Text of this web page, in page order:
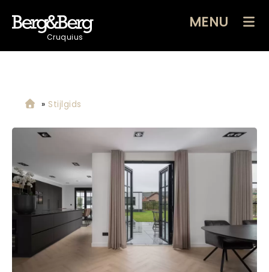
Cruquius
MENU
» Stijlgids